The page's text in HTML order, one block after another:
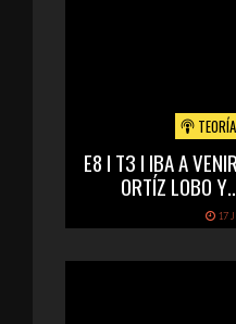
E8 I T3 I IBA A
ORTÍZ LOBO
17